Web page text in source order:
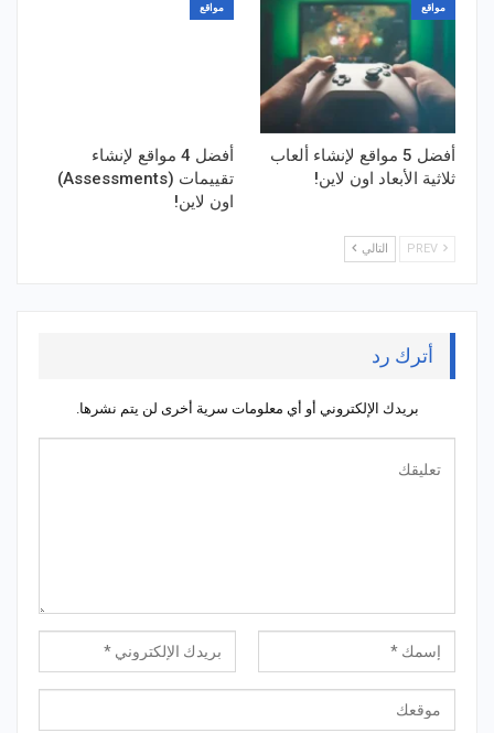
مواقع
أفضل 5 مواقع لإنشاء ألعاب
ثلاثية الأبعاد اون لاين!
مواقع
أفضل 4 مواقع لإنشاء
تقييمات (Assessments)
اون لاين!
التالي
أترك رد
بريدك الإلكتروني أو أي معلومات سرية أخرى لن يتم نشرها.